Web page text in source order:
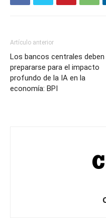
Artículo anterior
Los bancos centrales deben
prepararse para el impacto
profundo de la IA en la
economía: BPI